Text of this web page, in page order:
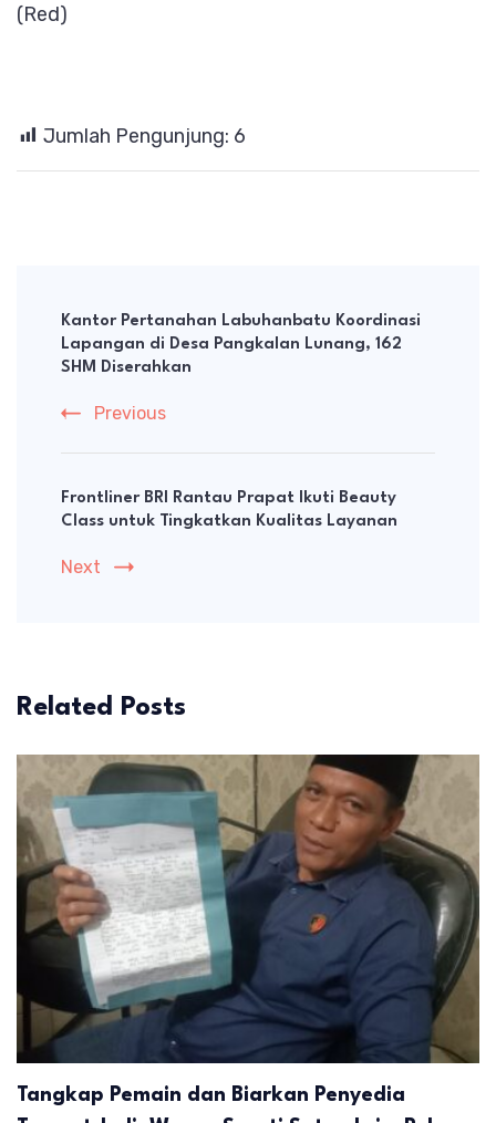
(Red)
Jumlah Pengunjung: 6
Navigation
Kantor Pertanahan Labuhanbatu Koordinasi
Lapangan di Desa Pangkalan Lunang, 162
SHM Diserahkan
Previous
Frontliner BRI Rantau Prapat Ikuti Beauty
Class untuk Tingkatkan Kualitas Layanan
Next
Related Posts
Tangkap Pemain dan Biarkan Penyedia